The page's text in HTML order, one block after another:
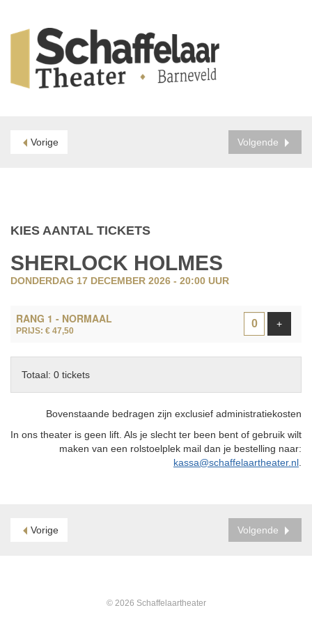
Vorige Volgende
KIES AANTAL TICKETS
SHERLOCK HOLMES
DONDERDAG 17 DECEMBER 2026 - 20:00 UUR
RANG 1 - NORMAAL
PRIJS: € 47,50
+Voeg
Totaal: 0 tickets
Bovenstaande bedragen zijn exclusief administratiekosten
In ons theater is geen lift. Als je slecht ter been bent of gebruik wilt
maken van een rolstoelplek mail dan je bestelling naar:
kassa@schaffelaartheater.nl
Vorige Volgende
© 2026 Schaffelaartheater